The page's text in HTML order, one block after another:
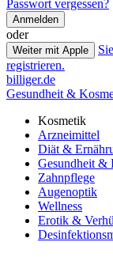
Passwort vergessen?
Anmelden
oder
Weiter mit Apple
registrieren.
billiger.de
Gesundheit &
Kosmetik
Arzneimittel
Diät &
Gesundheit &
Zahnpflege
Augenoptik
Wellness
Erotik &